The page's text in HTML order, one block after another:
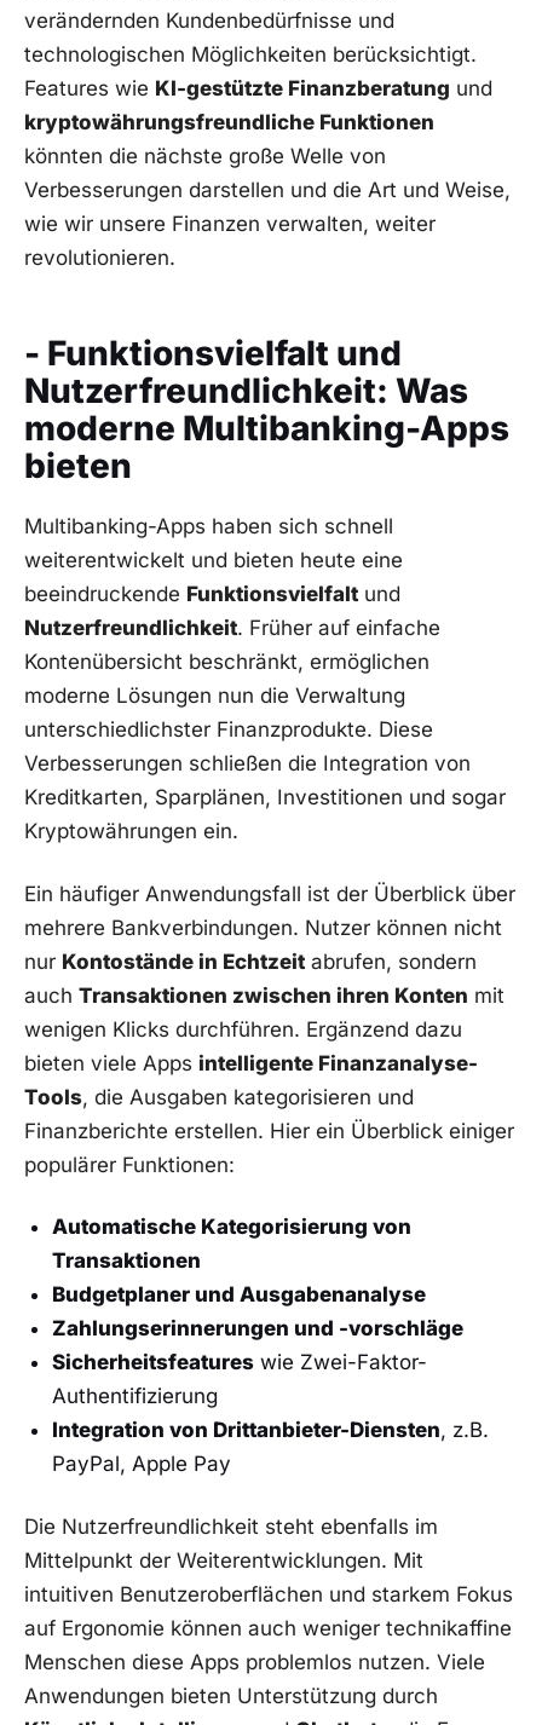
verändernden Kundenbedürfnisse und
technologischen Möglichkeiten berücksichtigt.
Features wie KI-gestützte Finanzberatung und
kryptowährungsfreundliche Funktionen
könnten die nächste große Welle von
Verbesserungen darstellen und die Art und Weise,
wie wir unsere Finanzen verwalten, weiter
revolutionieren.
- Funktionsvielfalt und
Nutzerfreundlichkeit: Was
moderne Multibanking-Apps
bieten
Multibanking-Apps haben sich schnell
weiterentwickelt und bieten heute eine
beeindruckende Funktionsvielfalt und
Nutzerfreundlichkeit. Früher auf einfache
Kontenübersicht beschränkt, ermöglichen
moderne Lösungen nun die Verwaltung
unterschiedlichster Finanzprodukte. Diese
Verbesserungen schließen die Integration von
Kreditkarten, Sparplänen, Investitionen und sogar
Kryptowährungen ein.
Ein häufiger Anwendungsfall ist der Überblick über
mehrere Bankverbindungen. Nutzer können nicht
nur Kontostände in Echtzeit abrufen, sondern
auch Transaktionen zwischen ihren Konten mit
wenigen Klicks durchführen. Ergänzend dazu
bieten viele Apps intelligente Finanzanalyse-
Tools, die Ausgaben kategorisieren und
Finanzberichte erstellen. Hier ein Überblick einiger
populärer Funktionen:
Automatische Kategorisierung von
Transaktionen
Budgetplaner und Ausgabenanalyse
Zahlungserinnerungen und -vorschläge
Sicherheitsfeatureswie Zwei-Faktor-
Authentifizierung
Integration von Drittanbieter-Diensten, z.B.
PayPal, Apple Pay
Die Nutzerfreundlichkeit steht ebenfalls im
Mittelpunkt der Weiterentwicklungen. Mit
intuitiven Benutzeroberflächen und starkem Fokus
auf Ergonomie können auch weniger technikaffine
Menschen diese Apps problemlos nutzen. Viele
Anwendungen bieten Unterstützung durch